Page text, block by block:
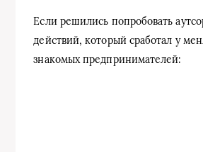
Если решились попробовать
действий, который сработал у
знакомых предпринимателей: